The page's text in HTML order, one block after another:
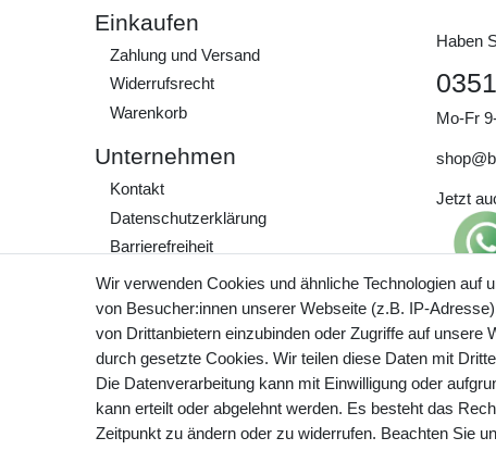
Einkaufen
Zahlung und Versand
Widerrufs­recht
Warenkorb
Unternehmen
Kontakt
Daten­schutz­erklärung
Barrierefreiheit
AGB
Impressum
Werde Teil unserer
Community
Haben
Mo-Fr
Jetzt
zzgl.
Wir verwenden Cookies und ähnliche Technologien auf
von Besucher:innen unserer Webseite (z.B. IP-
von Drittanbietern einzubinden oder Zugriffe auf
durch gesetzte Cookies. Wir teilen diese Daten mit
Die Datenverarbeitung kann mit Einwilligung oder
kann erteilt oder abgelehnt werden. Es besteht das
Zeitpunkt zu ändern oder zu widerrufen. Beachten Sie